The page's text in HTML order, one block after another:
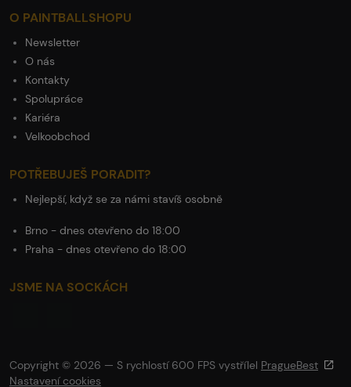
O PAINTBALLSHOPU
Newsletter
O nás
Kontakty
Spolupráce
Kariéra
Velkoobchod
POTŘEBUJEŠ PORADIT?
Nejlepší, když se za námi stavíš osobně
Brno - dnes otevřeno do 18:00
Praha - dnes otevřeno do 18:00
JSME NA SOCKÁCH
Copyright © 2026 — S rychlostí 600 FPS vystřílel PragueBest
Nastavení cookies